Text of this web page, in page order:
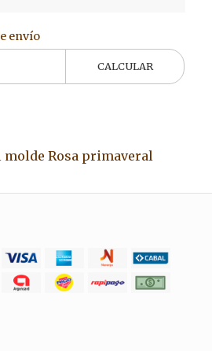
envío
CALCULAR
molde Rosa primaveral